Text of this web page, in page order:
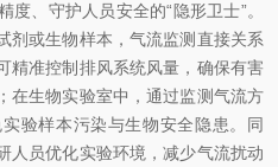
、守护人员安全的“隐形卫士”。
剂或生物样本，气流监测直接关系
精准控制排风系统风量，确保有害
在生物实验室中，通过监测气流方
验样本污染与生物安全隐患。同
人员优化实验环境，减少气流扰动